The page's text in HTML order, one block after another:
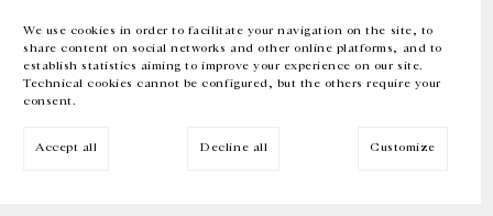
We use cookies in order to facilitate your navigation on the site, to
share content on social networks and other online platforms, and to
establish statistics aiming to improve your experience on our site.
Technical cookies cannot be configured, but the others require your
consent.
Accept all Decline all Customize
EN FR 中文 Facebook Instagram
Inscrivez-vous à notre newsletter